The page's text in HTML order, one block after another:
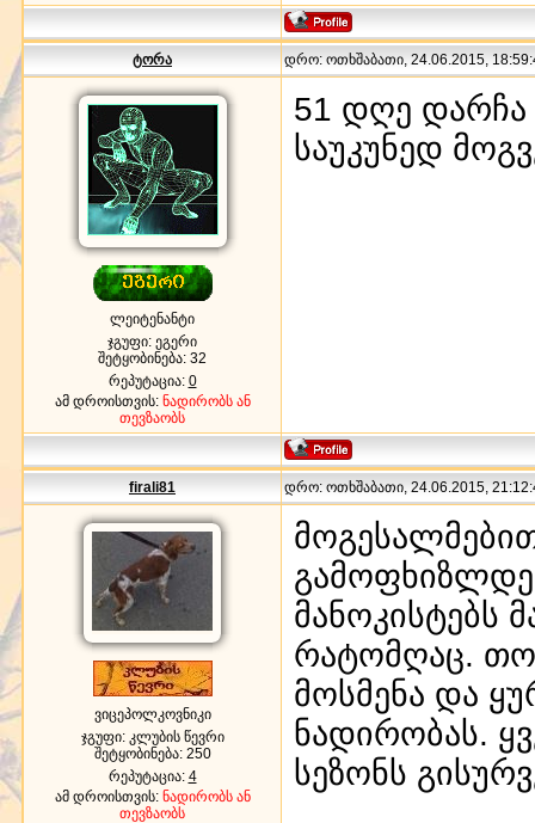
ტორა დრო: ოთხშაბათი, 24.06.2015,
ლეიტენანტი
ჯგუფი: ეგერი
შეტყობინება: 32
რეპუტაცია: 0
ამ დროისთვის: ნადირობს ან
თევზაობს
51 დღე
საუკუნედ
firali81 დრო: ოთხშაბათი, 24.06.2015,
ვიცეპოლკოვნიკი
ჯგუფი: კლუბის წევრი
შეტყობინება: 250
რეპუტაცია: 4
ამ დროისთვის: ნადირობს ან
თევზაობს
მანოკისტებს
რატომღაც.
მოსმენა და
ნადირობას.
სეზონს